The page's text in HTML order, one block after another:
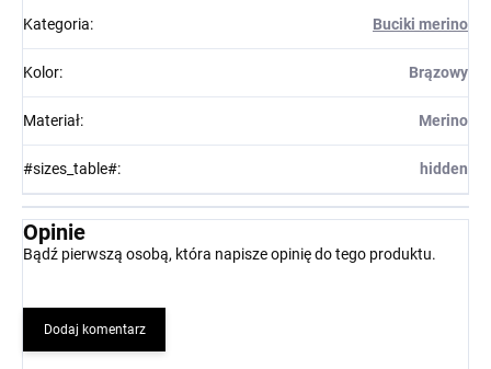
Kategoria: Buciki merino
Kolor: Brązowy
Materiał: Merino
#sizes_table#: hidden
Opinie
Bądź pierwszą osobą, która napisze opinię do tego produktu.
Dodaj komentarz